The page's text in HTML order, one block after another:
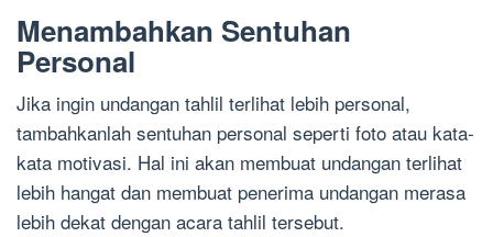
Menambahkan Sentuhan
Personal
Jika ingin undangan tahlil terlihat lebih personal,
tambahkanlah sentuhan personal seperti foto atau kata-
kata motivasi. Hal ini akan membuat undangan terlihat
lebih hangat dan membuat penerima undangan merasa
lebih dekat dengan acara tahlil tersebut.